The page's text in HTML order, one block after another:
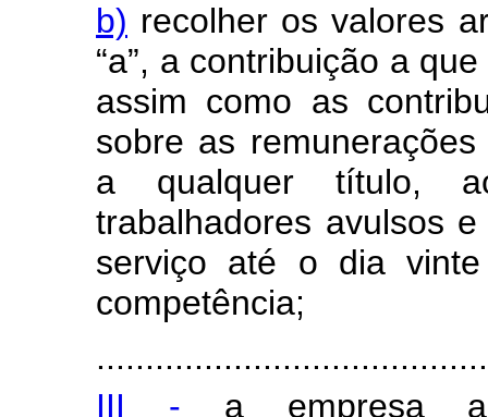
b) recolher os valores
“a”, a contribuição a
assim como as
sobre as
a qualquer título,
trabalhadores avulsos
serviço até o dia
competência;
III - a empresa